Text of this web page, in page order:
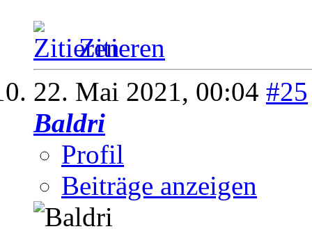
Zitieren
22. Mai 2021, 00:04 #25
Baldri
Profil
Beiträge anzeigen